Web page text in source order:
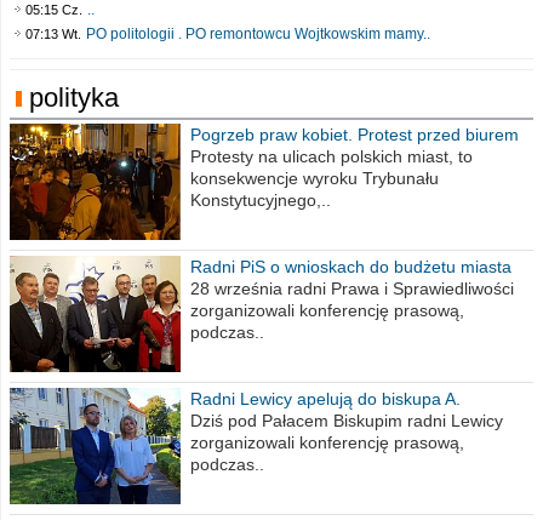
05:15 Cz. ..
07:13 Wt. PO politologii . PO remontowcu Wojtkowskim mamy..
polityka
Pogrzeb praw kobiet. Protest przed biurem
poselskim PiS
Protesty na ulicach polskich miast, to
konsekwencje wyroku Trybunału
Konstytucyjnego,..
Radni PiS o wnioskach do budżetu miasta
na 2021 rok
28 września radni Prawa i Sprawiedliwości
zorganizowali konferencję prasową,
podczas..
Radni Lewicy apelują do biskupa A.
Wiesława Meringa
Dziś pod Pałacem Biskupim radni Lewicy
zorganizowali konferencję prasową,
podczas..